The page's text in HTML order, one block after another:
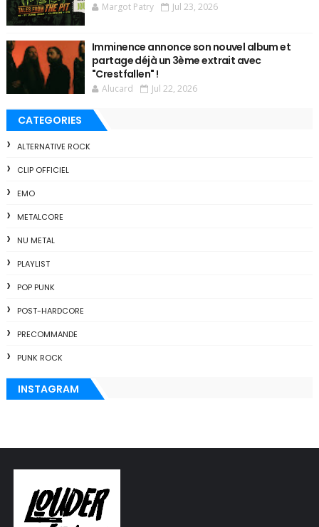
Margot Patry Jul 23, 2026
Imminence annonce son nouvel album et
partage déjà un 3ème extrait avec
"Crestfallen" !
Alucard Jul 22, 2026
CATEGORIES
ALTERNATIVE ROCK
CLIP OFFICIEL
EMO
METALCORE
NU METAL
PLAYLIST
POP PUNK
POST-HARDCORE
PRECOMMANDE
PUNK ROCK
INSTAGRAM